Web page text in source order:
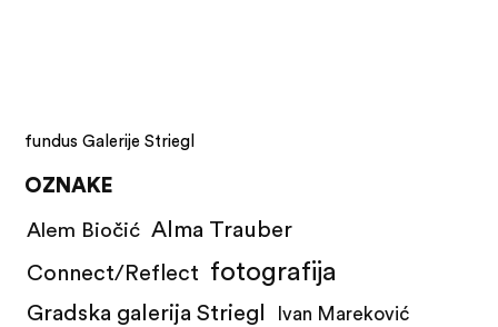
fundus Galerije Striegl
OZNAKE
Alem Biočić Alma Trauber
Connect/Reflect fotografija
Gradska galerija Striegl Ivan Mareković